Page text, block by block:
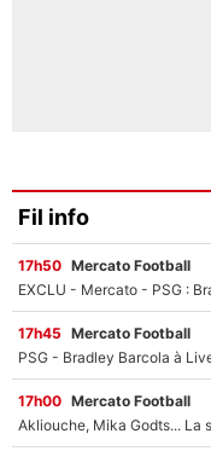
Fil info
17h50 Mercato Football
EXCLU - Mercato - PSG :
17h45 Mercato Football
PSG - Bradley Barcola à
17h00 Mercato Football